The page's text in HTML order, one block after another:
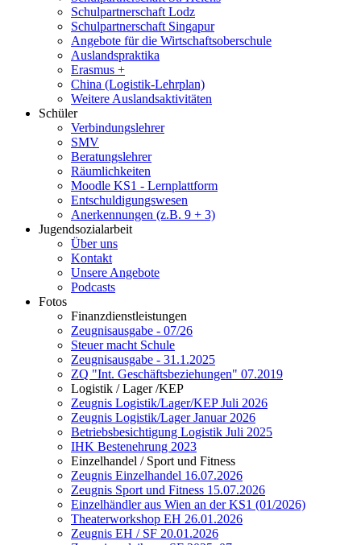
Schulpartnerschaft Lodz
Schulpartnerschaft Singapur
Angebote für die Wirtschaftsoberschule
Auslandspraktika
Erasmus +
China (Logistik-Lehrplan)
Weitere Auslandsaktivitäten
Schüler
Verbindungslehrer
SMV
Beratungslehrer
Räumlichkeiten
Moodle KS1 - Lernplattform
Entschuldigungswesen
Anerkennungen (z.B. 9 + 3)
Jugendsozialarbeit
Über uns
Kontakt
Unsere Angebote
Podcasts
Fotos
Finanzdienstleistungen
Zeugnisausgabe - 07/26
Steuer macht Schule
Zeugnisausgabe - 31.1.2025
ZQ "Int. Geschäftsbeziehungen" 07.2019
Logistik / Lager /KEP
Zeugnis Logistik/Lager/KEP Juli 2026
Zeugnis Logistik/Lager Januar 2026
Betriebsbesichtigung Logistik Juli 2025
IHK Bestenehrung 2023
Einzelhandel / Sport und Fitness
Zeugnis Einzelhandel 16.07.2026
Zeugnis Sport und Fitness 15.07.2026
Einzelhändler aus Wien an der KS1 (01/2026)
Theaterworkshop EH 26.01.2026
Zeugnis EH / SF 20.01.2026